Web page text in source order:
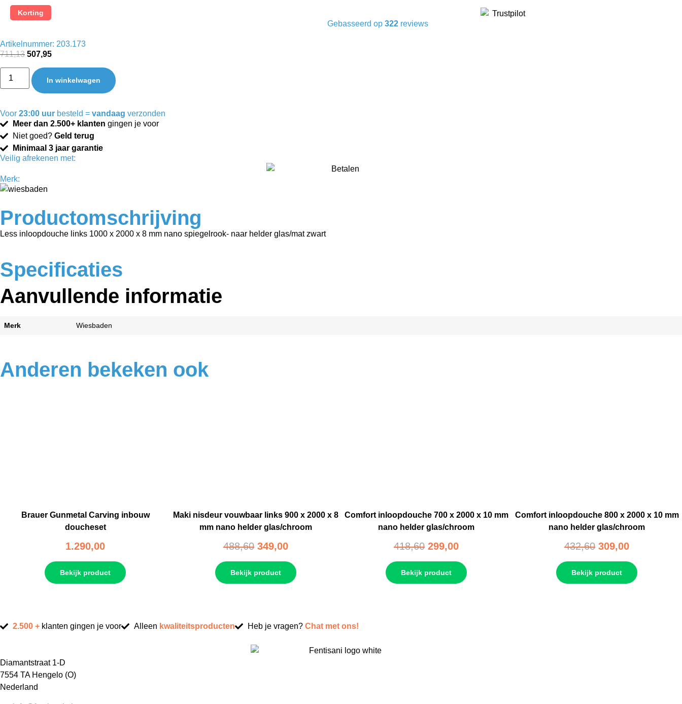
Korting
Gebasseerd op322 reviews
Artikelnummer: 203.173
711,13 507,95
In winkelwagen
Voor 23:00 uur besteld = vandaag verzonden
Meer dan 2.500+ klanten gingen je voor
Niet goed? Geld terug
Minimaal 3 jaar garantie
Veilig afrekenen met:
Merk:
Productomschrijving
Less inloopdouche links 1000 x 2000 x 8 mm nano spiegelrook- naar helder glas/mat zwart
Specificaties
Aanvullende informatie
Merk Wiesbaden
Anderen bekeken ook
Brauer Gunmetal Carving inbouw
doucheset
1.290,00
Bekijk product
Maki nisdeur vouwbaar links 900 x 2000 x 8
mm nano helder glas/chroom
488,60 349,00
Bekijk product
Comfort inloopdouche 700 x 2000 x 10 mm
nano helder glas/chroom
418,60 299,00
Bekijk product
Comfort inloopdouche 800 x 2000 x 10 mm
nano helder glas/chroom
432,60 309,00
Bekijk product
2.500 + klanten gingen je voor Alleen kwaliteitsproducten Heb je vragen? Chat met ons!
Diamantstraat 1-D
7554 TA Hengelo (O)
Nederland